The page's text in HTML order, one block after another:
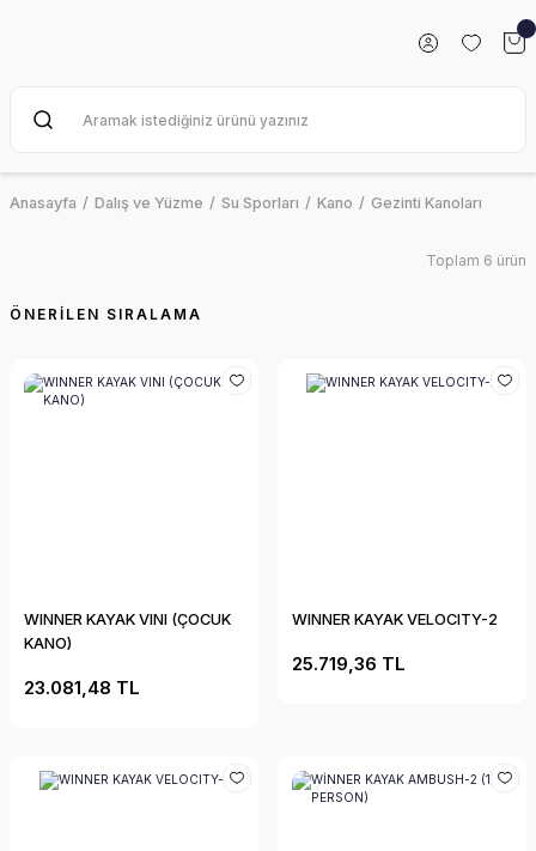
Anasayfa Dalış ve Yüzme Su Sporları Kano Gezinti Kanoları
Toplam 6 ürün
WINNER KAYAK VINI (ÇOCUK
KANO)
23.081,48 TL
WINNER KAYAK VELOCITY-2
25.719,36 TL